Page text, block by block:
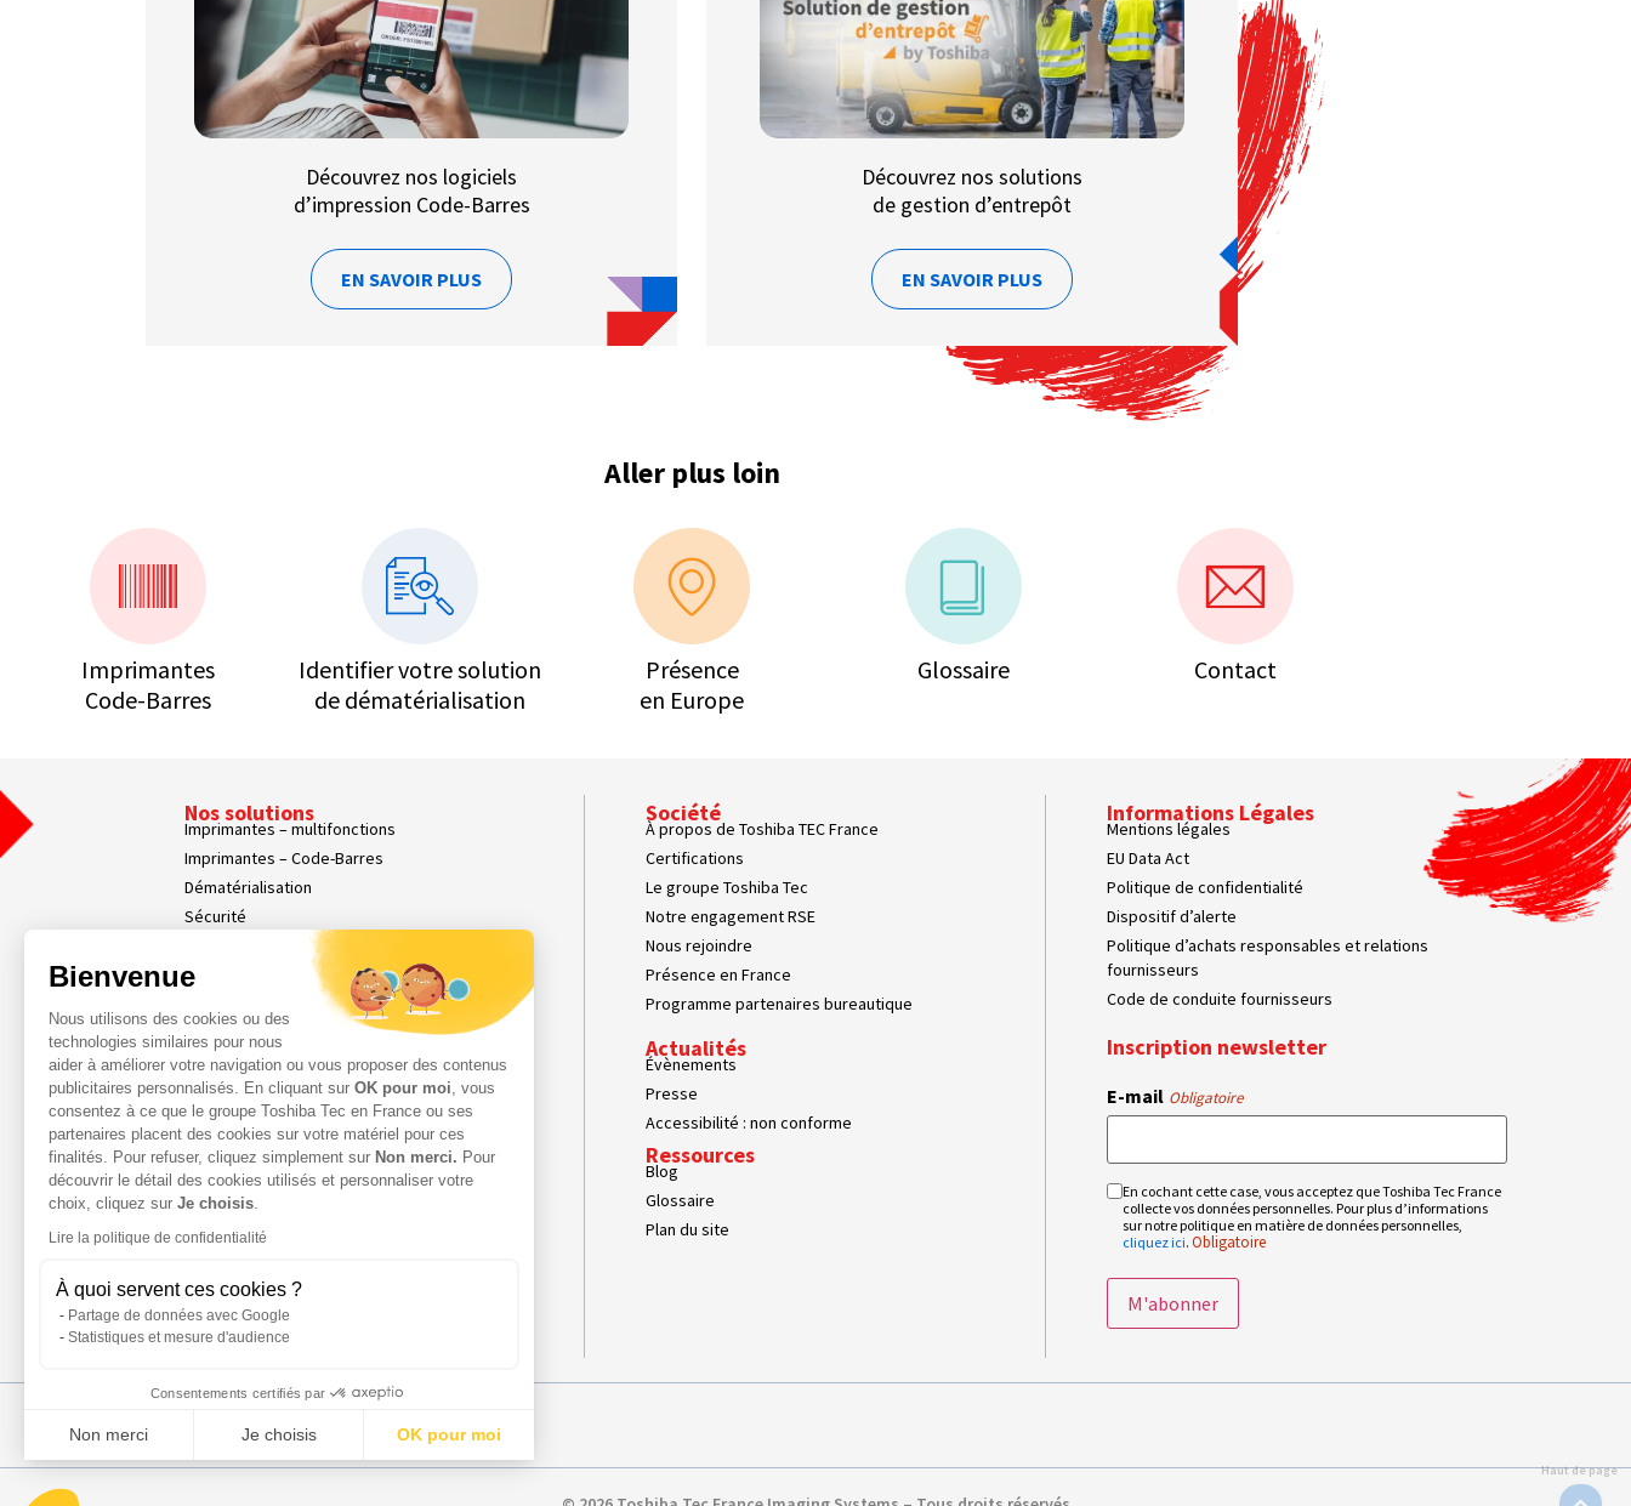
Découvrez nos logiciels
d’impression Code-Barres
EN SAVOIR PLUS
Découvrez nos solutions
de gestion d’entrepôt
EN SAVOIR PLUS
Aller plus loin
Imprimantes
Code-Barres
Identifier votre solution
de dématérialisation
Présence
en Europe
Glossaire Contact
Nos solutions
Imprimantes – multifonctions
Imprimantes – Code-Barres
Dématérialisation
Sécurité
Affichage dynamique
Nos Services
Services Parc d’Impression
Services Professionnels
Demande d'assistance
Contact
Espace Client
Société
À propos de Toshiba TEC France
Certifications
Le groupe Toshiba Tec
Notre engagement RSE
Nous rejoindre
Présence en France
Programme partenaires bureautique
Actualités
Évènements
Presse
Accessibilité : non conforme
Ressources
Blog
Glossaire
Plan du site
Informations Légales
Mentions légales
EU Data Act
Politique de confidentialité
Dispositif d’alerte
Politique d’achats responsables et relations
fournisseurs
Code de conduite fournisseurs
Inscription newsletter
E-mail Obligatoire
RGPD
Obligatoire
En cochant cette case, vous acceptez que Toshiba Tec France
collecte vos données personnelles. Pour plus d’informations
sur notre politique en matière de données personnelles,
cliquez ici. Obligatoire
Bienvenue
Nous utilisons des cookies ou des
technologies similaires pour nous
aider à améliorer votre navigation ou vous proposer des contenus
publicitaires personnalisés. En cliquant sur OK pour moi , vous
consentez à ce que le groupe Toshiba Tec en France ou ses
partenaires placent des cookies sur votre matériel pour ces
finalités. Pour refuser, cliquez simplement sur Non merci. Pour
découvrir le détail des cookies utilisés et personnaliser votre
choix, cliquez sur Je choisis
Lire la politique de confidentialité
À quoi servent ces cookies ?
Partage de données avec Google
Statistiques et mesure d'audience
Consentements certifiés par
Non merci Je choisis OK pour moi
Axeptio consent
Plateforme de Gestion du Consentement : Personnalisez vos Options